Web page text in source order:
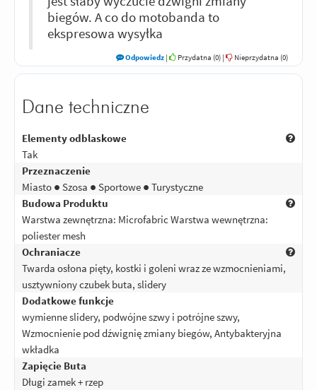
biegów. A co do motobanda to
ekspresowa wysyłka
Odpowiedz | Przydatna (0) | Nieprzydatna (0)
Dane techniczne
Elementy odblaskowe
Tak
Przeznaczenie
Miasto ● Szosa ● Sportowe ● Turystyczne
Budowa Produktu
Warstwa zewnętrzna: Microfabric Warstwa wewnętrzna:
poliester mesh
Ochraniacze
Twarda osłona pięty, kostki i goleni wraz ze wzmocnieniami,
usztywniony czubek buta, slidery
Dodatkowe funkcje
wymienne slidery, podwójne szwy i potrójne szwy,
Wzmocnienie pod dźwignię zmiany biegów, Antybakteryjna
wkładka
Zapięcie Buta
Długi zamek + rzep